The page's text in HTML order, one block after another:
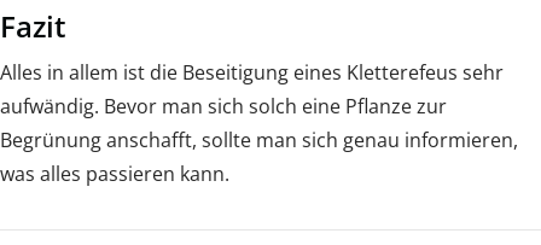
Fazit
Alles in allem ist die Beseitigung eines Kletterefeus sehr
aufwändig. Bevor man sich solch eine Pflanze zur
Begrünung anschafft, sollte man sich genau informieren,
was alles passieren kann.